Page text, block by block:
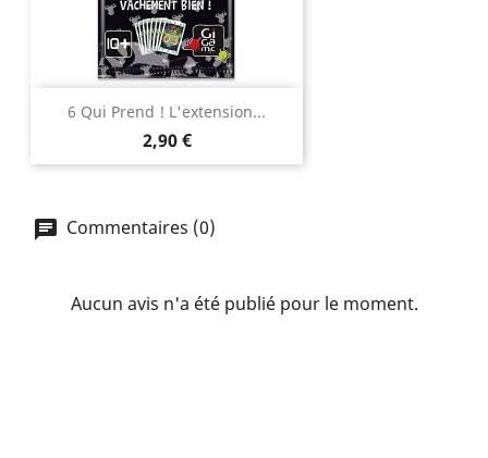
6 Qui Prend ! L'extension...
Prix
2,90 €
Commentaires (0)
Aucun avis n'a été publié pour le moment.